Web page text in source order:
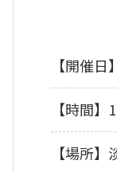
【開催
【時間
【場所